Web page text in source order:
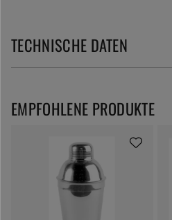
TECHNISCHE DATEN
EMPFOHLENE PRODUKTE